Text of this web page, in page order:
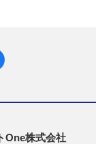
One株式会社